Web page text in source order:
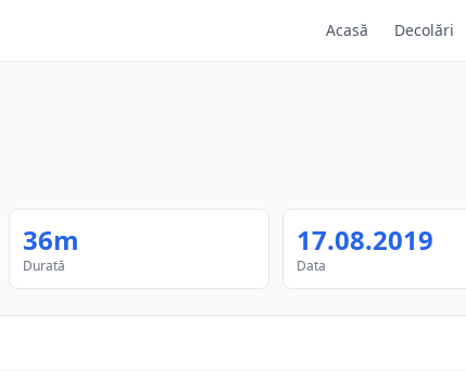
Acasă Decolări
36m
Durată
17.08.2019
Data